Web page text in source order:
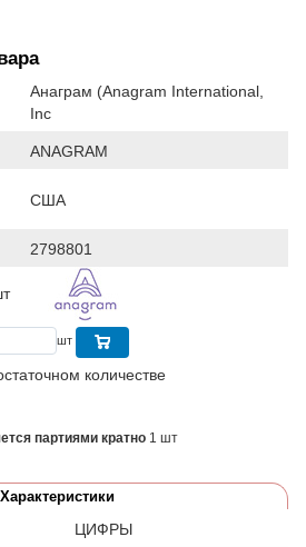
Анаграм (Anagram International,
Inc
ANAGRAM
США
2798801
шт
количестве
партиями кратно 1 шт
Характеристики
ЦИФРЫ